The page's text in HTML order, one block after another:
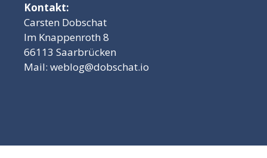
Kontakt:
Carsten Dobschat
Im Knappenroth 8
66113 Saarbrücken
Mail: weblog@dobschat.io